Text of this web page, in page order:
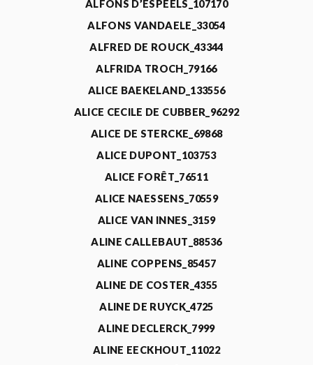
ALFONS D’ESPEELS_107170
ALFONS VANDAELE_33054
ALFRED DE ROUCK_43344
ALFRIDA TROCH_79166
ALICE BAEKELAND_133556
ALICE CECILE DE CUBBER_96292
ALICE DE STERCKE_69868
ALICE DUPONT_103753
ALICE FORÊT_76511
ALICE NAESSENS_70559
ALICE VAN INNES_3159
ALINE CALLEBAUT_88536
ALINE COPPENS_85457
ALINE DE COSTER_4355
ALINE DE RUYCK_4725
ALINE DECLERCK_7999
ALINE EECKHOUT_11022